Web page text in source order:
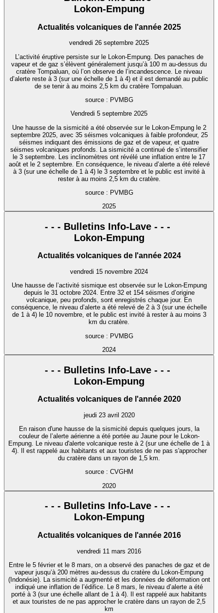
Lokon-Empung
Actualités volcaniques de l'année 2025
vendredi 26 septembre 2025
L’activité éruptive persiste sur le Lokon-Empung. Des panaches de
vapeur et de gaz s’élèvent généralement jusqu’à 100 m au-dessus du
cratère Tompaluan, où l’on observe de l’incandescence. Le niveau
d’alerte reste à 3 (sur une échelle de 1 à 4) et il est demandé au public
de se tenir à au moins 2,5 km du cratère Tompaluan.
source : PVMBG
Vendredi 5 septembre 2025
Une hausse de la sismicité a été observée sur le Lokon-Empung le 2
septembre 2025, avec 35 séismes volcaniques à faible profondeur, 25
séismes indiquant des émissions de gaz et de vapeur, et quatre
séismes volcaniques profonds. La sismicité a continué de s’intensifier
le 3 septembre. Les inclinomètres ont révélé une inflation entre le 17
août et le 2 septembre. En conséquence, le niveau d’alerte a été relevé
à 3 (sur une échelle de 1 à 4) le 3 septembre et le public est invité à
rester à au moins 2,5 km du cratère.
source : PVMBG
2025
- - - Bulletins Info-Lave - - -
Lokon-Empung
Actualités volcaniques de l'année 2024
vendredi 15 novembre 2024
Une hausse de l’activité sismique est observée sur le Lokon-Empung
depuis le 31 octobre 2024. Entre 32 et 154 séismes d’origine
volcanique, peu profonds, sont enregistrés chaque jour. En
conséquence, le niveau d’alerte a été relevé de 2 à 3 (sur une échelle
de 1 à 4) le 10 novembre, et le public est invité à rester à au moins 3
km du cratère.
source : PVMBG
2024
- - - Bulletins Info-Lave - - -
Lokon-Empung
Actualités volcaniques de l'année 2020
jeudi 23 avril 2020
En raison d'une hausse de la sismicité depuis quelques jours, la
couleur de l’alerte aérienne a été portée au Jaune pour le Lokon-
Empung. Le niveau d'alerte volcanique reste à 2 (sur une échelle de 1 à
4). Il est rappelé aux habitants et aux touristes de ne pas s'approcher
du cratère dans un rayon de 1,5 km.
source : CVGHM
2020
- - - Bulletins Info-Lave - - -
Lokon-Empung
Actualités volcaniques de l'année 2016
vendredi 11 mars 2016
Entre le 5 février et le 8 mars, on a observé des panaches de gaz et de
vapeur jusqu’à 200 mètres au-dessus du cratère du Lokon-Empung
(Indonésie). La sismicité a augmenté et les données de déformation ont
indiqué une inflation de l’édifice. Le 8 mars, le niveau d’alerte a été
porté à 3 (sur une échelle allant de 1 à 4). Il est rappelé aux habitants
et aux touristes de ne pas approcher le cratère dans un rayon de 2,5
km